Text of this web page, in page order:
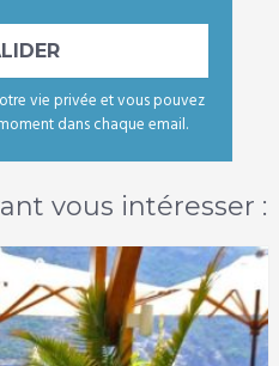
vie privée et vous pouvez
dans chaque email.
vous intéresser :